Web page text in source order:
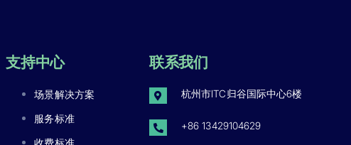
支持中心
场景解决方案
服务标准
收费标准
联系我们
杭州市ITC归谷国际中心6楼
+86 13429104629